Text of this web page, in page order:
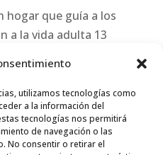
utilizamos tecnologías como
a la información del
tecnologías nos permitirá
de navegación o las
No consentir o retirar el
hogar que guía a los
a la vida adulta 13
de empleo en el
de Protección